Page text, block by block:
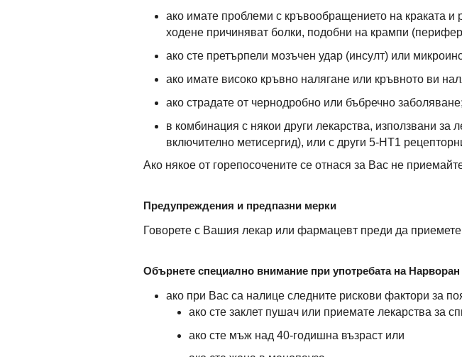
ако имате проблеми с кръвообращението на краката и
ходене причиняват болки, подобни на крампи
ако сте претърпели мозъчен удар (инсулт) или
ако имате високо кръвно налягане или кръвното ви
ако страдате от чернодробно или бъбречно заболяване;
в комбинация с някои други лекарства, използвани
включително метисергид), или с други 5-HT1
Ако някое от горепосочените се отнася за Вас не
Предупреждения и предпазни мерки
Говорете с Вашия лекар или фармацевт преди да
Обърнете специално внимание при употребата на
ако при Вас са налице следните рискови фактори за
ако сте заклет пушач или приемате лекарства за
ако сте мъж над 40-годишна възраст или